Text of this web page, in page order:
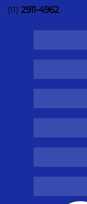
(11) 2911-4962